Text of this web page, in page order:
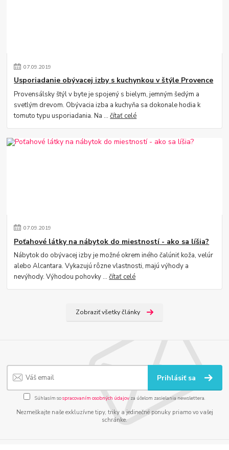
07.09.2019
Usporiadanie obývacej izby s kuchynkou v štýle Provence
Provensálsky štýl v byte je spojený s bielym, jemným šedým a
svetlým drevom. Obývacia izba a kuchyňa sa dokonale hodia k
tomuto typu usporiadania. Na ...čítať celé
07.09.2019
Poťahové látky na nábytok do miestností - ako sa líšia?
Nábytok do obývacej izby je možné okrem iného čalúniť koža, velúr
alebo Alcantara. Vykazujú rôzne vlastnosti, majú výhody a
nevýhody. Výhodou pohovky ...čítať celé
Zobraziť všetky články
Prihlásiť sa
Súhlasím sospracovaním osobných údajov za účelom zasielania newslettera.
Nezmeškajte naše exkluzívne tipy, triky a jedinečné ponuky priamo vo vašej
schránke.